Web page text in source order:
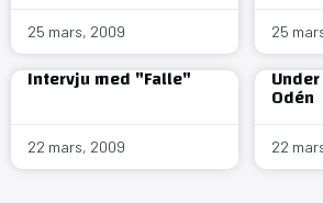
25 mars, 2009 25
Intervju med "Falle"
22 mars, 2009
Odén
22